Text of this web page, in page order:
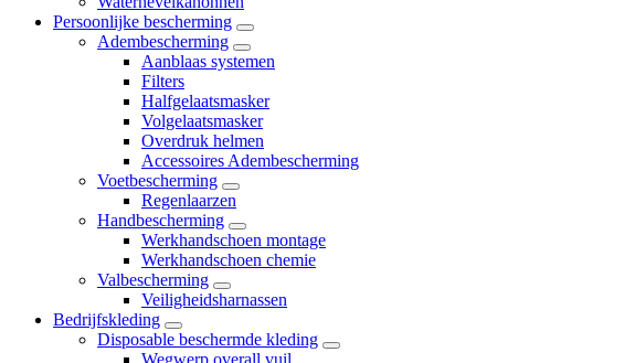
Persoonlijke bescherming
Adembescherming
Aanblaas systemen
Filters
Halfgelaatsmasker
Volgelaatsmasker
Overdruk helmen
Accessoires Adembescherming
Voetbescherming
Regenlaarzen
Handbescherming
Werkhandschoen montage
Werkhandschoen chemie
Valbescherming
Veiligheidsharnassen
Bedrijfskleding
Disposable beschermde kleding